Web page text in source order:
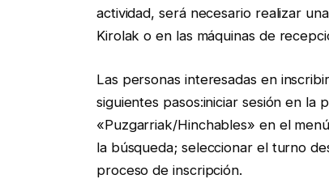
actividad, será necesario realizar
Kirolak o en las máquinas de
Las personas interesadas en
siguientes pasos:iniciar sesión en la
«Puzgarriak/Hinchables» en el
la búsqueda; seleccionar el turno
proceso de inscripción.